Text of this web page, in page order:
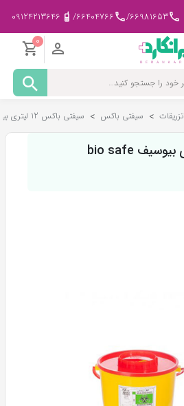
66981653
/
66404766
/
09124213646
0
تزریقات > سیفتی باکس > سیفتی باکس 12 لیتری بیوسیف bio safe